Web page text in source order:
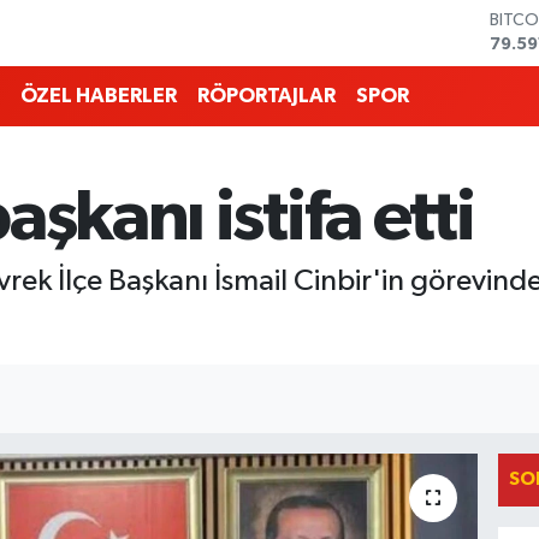
EURO
ÖZEL HABERLER RÖPORTAJLAR SPOR
istifa etti
İlçe Başkanı İsmail Cinbir'in